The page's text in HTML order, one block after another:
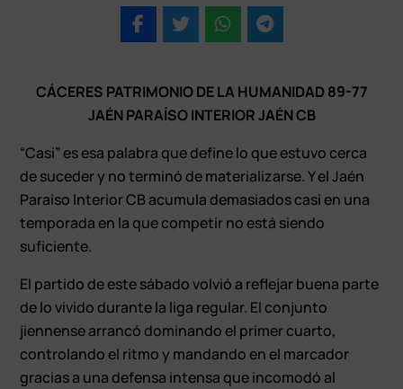
CÁCERES PATRIMONIO DE LA HUMANIDAD 89-77
JAÉN PARAÍSO INTERIOR JAÉN CB
“Casi” es esa palabra que define lo que estuvo cerca
de suceder y no terminó de materializarse. Y el Jaén
Paraíso Interior CB acumula demasiados casi en una
temporada en la que competir no está siendo
suficiente.
El partido de este sábado volvió a reflejar buena parte
de lo vivido durante la liga regular. El conjunto
jiennense arrancó dominando el primer cuarto,
controlando el ritmo y mandando en el marcador
gracias a una defensa intensa que incomodó al